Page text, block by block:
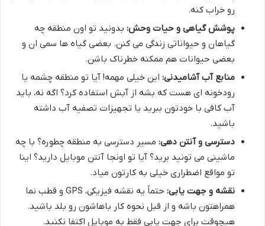
رو خراب کنه.
پوشش گیاهی و حیات وحش: بدونید تو اون منطقه چه
گیاهان و حیواناتی زندگی می کنن. بعضی گیاه ها سمی ان و
بعضی حیوانات هم ممکنه خطرناک باشن.
منابع آب آشامیدنی: این خیلی مهمه! آیا تو منطقه چشمه یا
رودخونه ای هست که بشه از آبش استفاده کرد؟ اگه نه، باید
آب کافی با خودتون ببرید یا تجهیزات تصفیه آب داشته
باشید.
دسترسی و آنتن دهی: مسیر دسترسی به منطقه چطوره؟ با چه
ماشینی می تونید برید؟ آیا تو اونجا آنتن موبایل دارید؟ اینا
تو مواقع اضطراری خیلی به کارتون میاد.
نقشه و جهت یابی:
حتماً یه نقشه فیزیکی، GPS و قطب نما
همراهتون باشه و از قبل نحوه کار باهاشون رو بلد باشید.
هیچوقت برای جهت یابی فقط به موبایل اکتفا نکنید.